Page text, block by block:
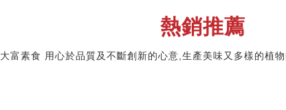
熱銷推薦
大富素食 用心於品質及不斷創新的心意,生產美味又多樣的植